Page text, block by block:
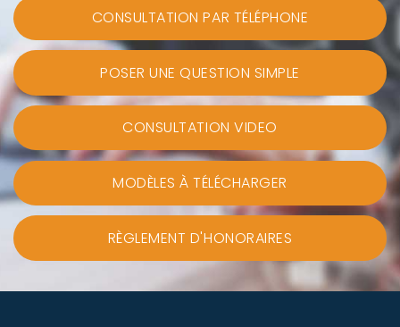
CONSULTATION PAR TÉLÉPHONE
POSER UNE QUESTION SIMPLE
CONSULTATION VIDEO
MODÈLES À TÉLÉCHARGER
RÈGLEMENT D'HONORAIRES